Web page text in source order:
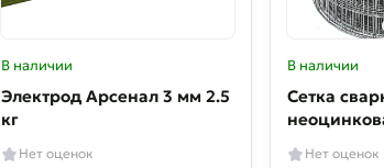
В наличии
Электрод Арсенал 3 мм 2.5
кг
Нет оценок
В наличии
Сетка
50х60х1.3
Нет оценок